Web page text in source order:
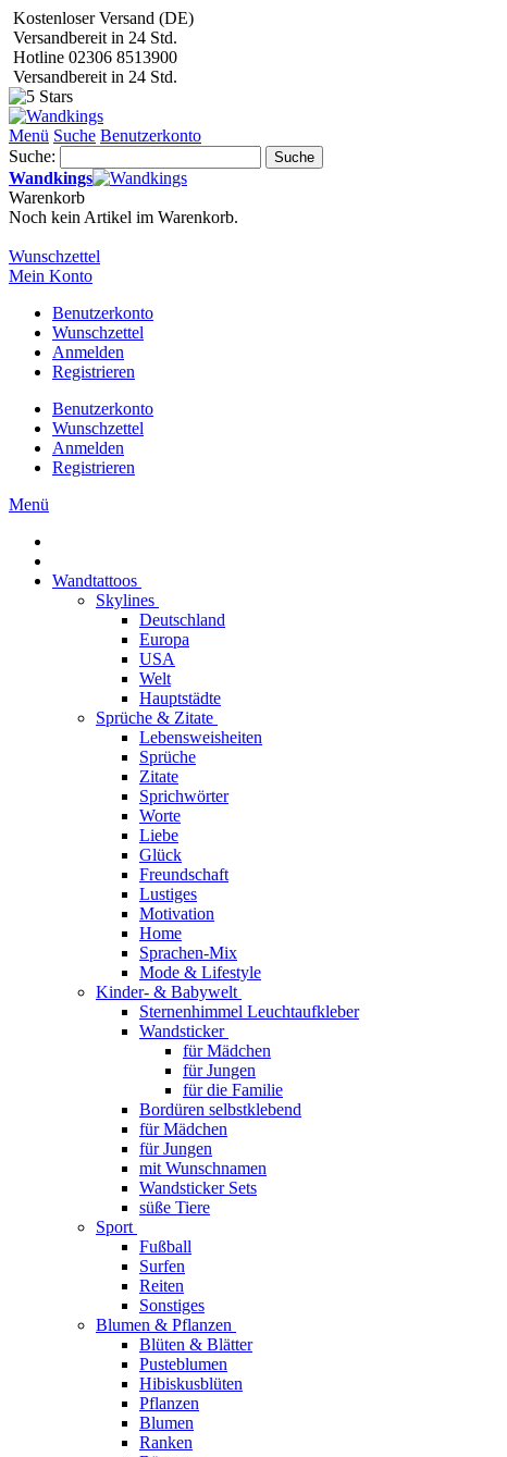
Kostenloser Versand (DE)
Versandbereit in 24 Std.
Hotline 02306 8513900
Versandbereit in 24 Std.
Menü Suche Benutzerkonto
Suche:
Suche
Wandkings
Warenkorb
Noch kein Artikel im Warenkorb.
Wunschzettel
Mein Konto
Benutzerkonto
Wunschzettel
Anmelden
Registrieren
Benutzerkonto
Wunschzettel
Anmelden
Registrieren
Menü
Wandtattoos
Skylines
Deutschland
Europa
USA
Welt
Hauptstädte
Sprüche & Zitate
Lebensweisheiten
Sprüche
Zitate
Sprichwörter
Worte
Liebe
Glück
Freundschaft
Lustiges
Motivation
Home
Sprachen-Mix
Mode & Lifestyle
Kinder- & Babywelt
Sternenhimmel Leuchtaufkleber
Wandsticker
für Mädchen
für Jungen
für die Familie
Bordüren selbstklebend
für Mädchen
für Jungen
mit Wunschnamen
Wandsticker Sets
süße Tiere
Sport
Fußball
Surfen
Reiten
Sonstiges
Blumen & Pflanzen
Blüten & Blätter
Pusteblumen
Hibiskusblüten
Pflanzen
Blumen
Ranken